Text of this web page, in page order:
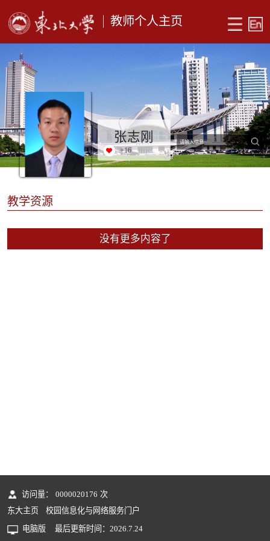
教师个人主页
张志刚
+16
教学资源
没有更多内容了
访问量： 0000020176 次
东大主页
校园信息化与网络服务门户
电脑版
最后更新时间： 2026 7 24